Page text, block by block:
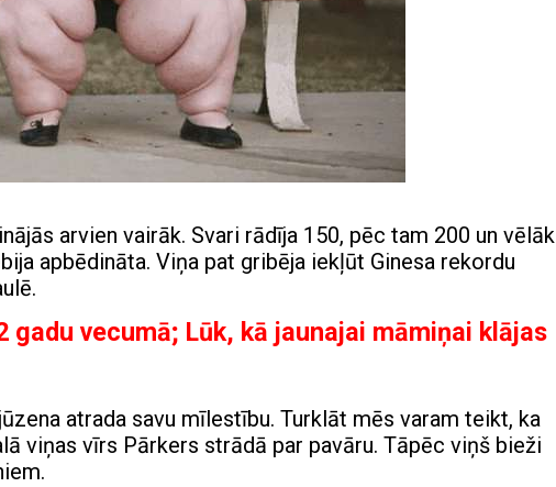
arvien vairāk. Svari rādīja 150, pēc tam 200 un vēlāk
apbēdināta. Viņa pat gribēja iekļūt Ginesa rekordu
gadu vecumā; Lūk, kā jaunajai māmiņai klājas
atrada savu mīlestību. Turklāt mēs varam teikt, ka
viņas vīrs Pārkers strādā par pavāru. Tāpēc viņš bieži